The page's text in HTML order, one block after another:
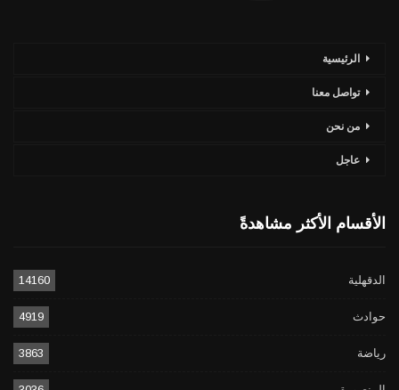
الرئيسية
تواصل معنا
من نحن
عاجل
الأقسام الأكثر مشاهدةً
الدقهلية 14160
حوادث 4919
رياضة 3863